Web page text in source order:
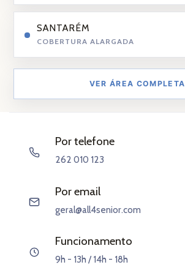
SANTARÉM
COBERTURA ALARGADA
VER ÁREA COMPLETA
Por telefone
262 010 123
Por email
geral@all4senior.com
Funcionamento
9h - 13h / 14h - 18h